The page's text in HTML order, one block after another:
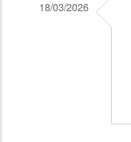
18/03/2026
odpowiedzi